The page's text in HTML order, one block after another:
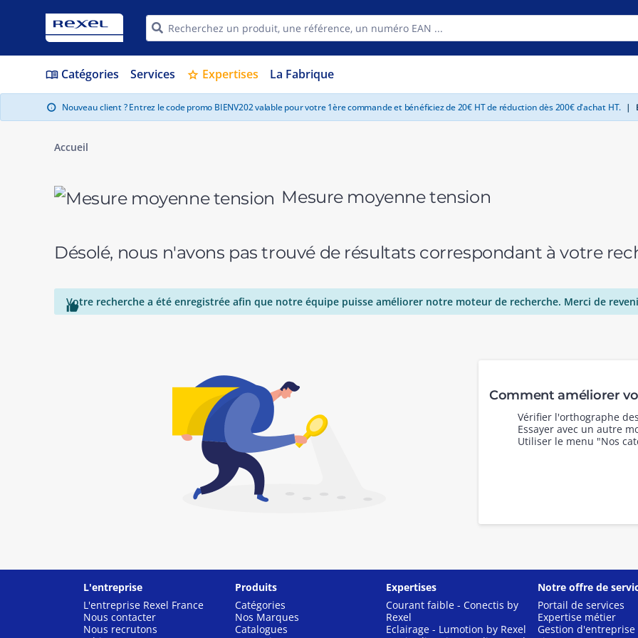
menu_book Catégories Services star Expertises La Fabrique
info Nouveau client ? Entrez le code promo BIENV202 valable pour votre 1ère commande et bénéficiez de 20€ HT de réduction dès 200€ d'achat HT. |
Accueil
Mesure moyenne tension
Désolé, nous n'avons pas trouvé de résultats correspondant à votre

Votre recherche a été enregistrée afin que notre équipe puisse améliorer notre moteur de recherche. Merci de
Comment améliorer
Vérifier l'orthographe
Essayer avec un autre
Utiliser le menu "Nos
L'entreprise
L'entreprise Rexel France
Nous contacter
Nous recrutons
Produits
Catégories
Nos Marques
Catalogues
Expertises
Courant faible - Conectis by
Rexel
Eclairage - Lumotion by Rexel
Notre offre de
Portail de services
Expertise métier
Gestion d'entreprise